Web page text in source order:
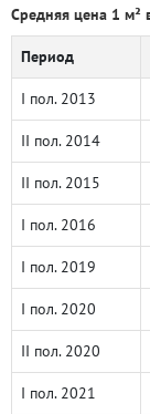
Средняя цена 1 м²
Период
I пол. 2013
II пол. 2014
II пол. 2015
I пол. 2016
I пол. 2019
I пол. 2020
II пол. 2020
I пол. 2021